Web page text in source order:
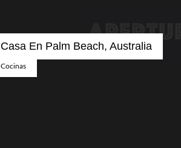
Casa En Palm Beach, Australia
Cocinas